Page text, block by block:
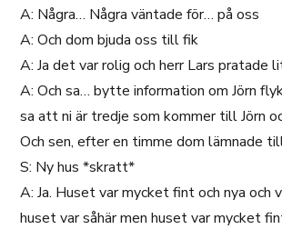
A: Några… Några väntade för… på oss
A: Och dom bjuda oss till fik
A: Ja det var rolig och herr Lars pratade
A: Och sa… bytte information om Jörn
sa att ni är tredje som kommer till Jörn
Och sen, efter en timme dom lämnade
S: Ny hus *skratt*
A: Ja. Huset var mycket fint och nya
huset var såhär men huset var mycket